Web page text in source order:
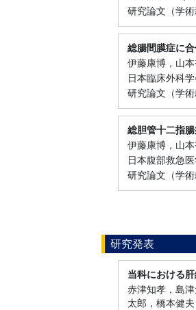
研究論文（学
総腸間膜症に
伊藤康博，山
日本臨床外科
研究論文（学
総胆管十二指
伊藤康博，山
日本腹部救急
研究論文（学
研究発表
当科における
赤津知孝，島
太郎，橋本健